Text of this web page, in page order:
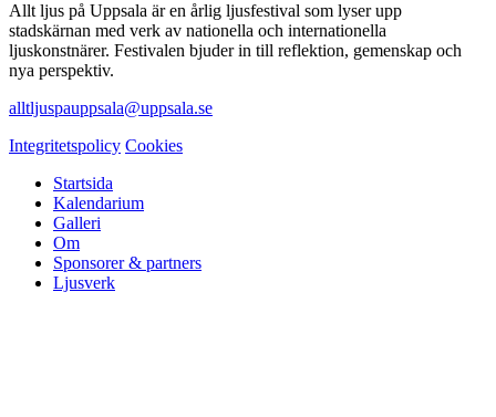
Allt ljus på Uppsala är en årlig ljusfestival som lyser upp
stadskärnan med verk av nationella och internationella
ljuskonstnärer. Festivalen bjuder in till reflektion, gemenskap och
nya perspektiv.
alltljuspauppsala@uppsala.se
Integritetspolicy Cookies
Startsida
Kalendarium
Galleri
Om
Sponsorer & partners
Ljusverk